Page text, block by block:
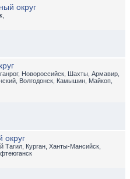
округ
Новороссийск, Шахты, Армавир,
Волгодонск, Камышин, Майкоп,
округ
Тагил, Курган, Ханты-Мансийск,